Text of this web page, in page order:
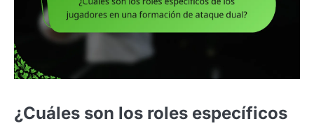
¿Cuáles son los roles específicos